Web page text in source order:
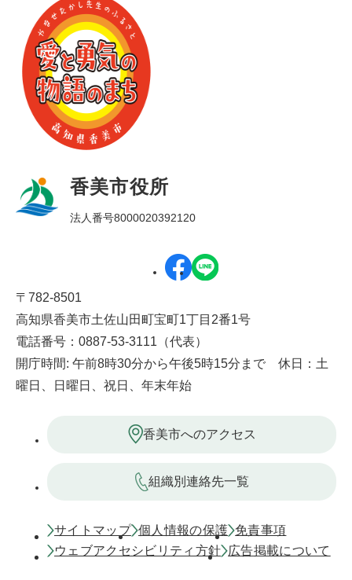
香美市役所
法人番号8000020392120
〒782-8501
高知県香美市土佐山田町宝町1丁目2番1号
電話番号：0887-53-3111（代表）
開庁時間: 午前8時30分から午後5時15分まで 休日：土
曜日、日曜日、祝日、年末年始
香美市へのアクセス
組織別連絡先一覧
サイトマップ 個人情報の保護 免責事項
ウェブアクセシビリティ方針
広告掲載について